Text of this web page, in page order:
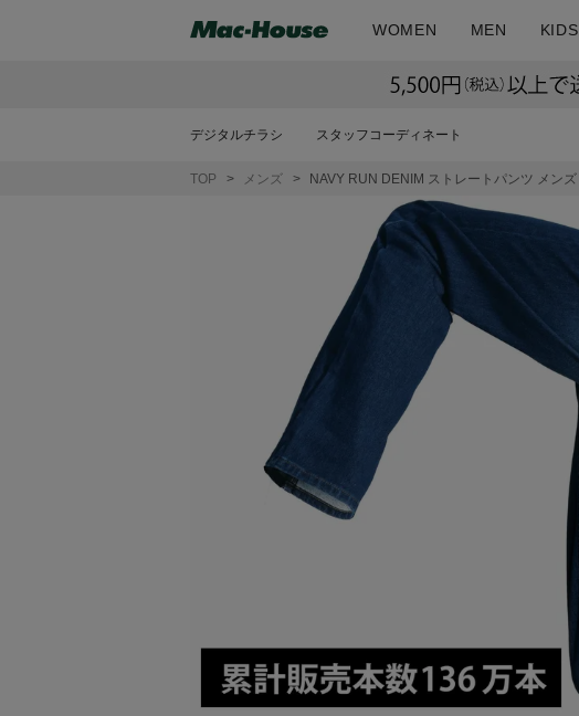
WOMEN MEN KIDS
デジタルチラシ スタッフコーディネート
TOP メンズ NAVY RUN DENIM ストレートパンツ メンズ